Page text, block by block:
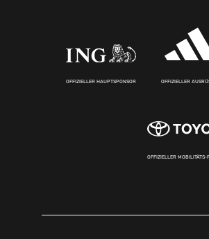
OFFIZIELLER HAUPTSPONSOR OFFIZIELLER
OFFIZIELLER MOBILITÄTS-